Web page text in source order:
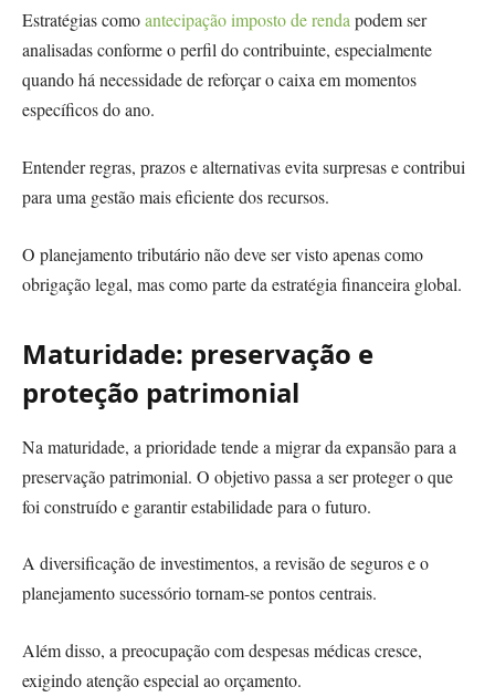
Estratégias comoantecipação imposto de rendapodem ser
analisadas conforme o perfil do contribuinte, especialmente
quando há necessidade de reforçar o caixa em momentos
específicos do ano.
Entender regras, prazos e alternativas evita surpresas e contribui
para uma gestão mais eficiente dos recursos.
O planejamento tributário não deve ser visto apenas como
obrigação legal, mas como parte da estratégia financeira global.
Maturidade: preservação e
proteção patrimonial
Na maturidade, a prioridade tende a migrar da expansão para a
preservação patrimonial. O objetivo passa a ser proteger o que
foi construído e garantir estabilidade para o futuro.
A diversificação de investimentos, a revisão de seguros e o
planejamento sucessório tornam-se pontos centrais.
Além disso, a preocupação com despesas médicas cresce,
exigindo atenção especial ao orçamento.